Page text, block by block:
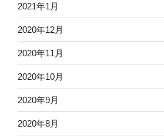
2021年1月
2020年12月
2020年11月
2020年10月
2020年9月
2020年8月